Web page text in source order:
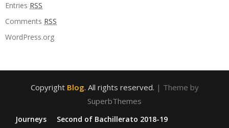
Entries RSS
Comments RSS
WordPress.org
Copyright Blog. All rights reserved. | Theme by
SuperbThemes
Journeys
Second of Bachillerato 2018-19